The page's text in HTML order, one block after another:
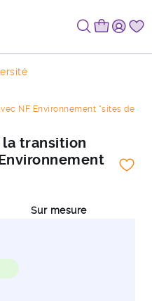
NF Environnement "sites de
la transition
Sur mesure